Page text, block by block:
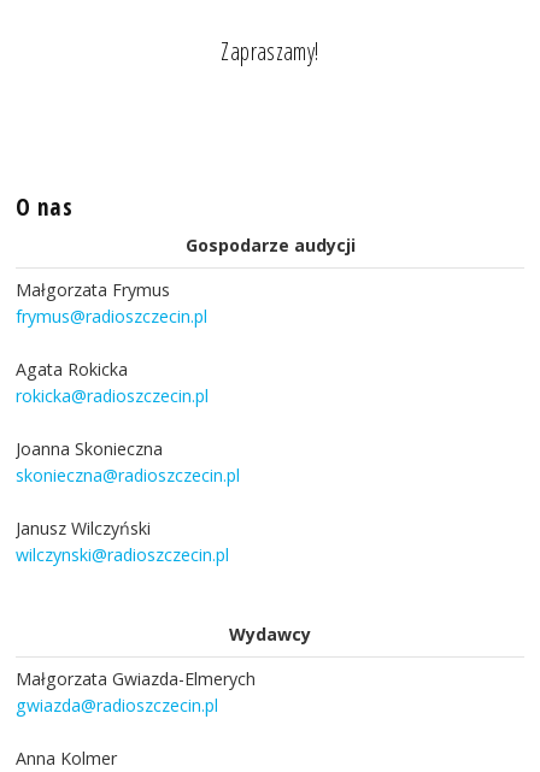
Zapraszamy!
O nas
Gospodarze audycji
Małgorzata Frymus
frymus@radioszczecin.pl
Agata Rokicka
rokicka@radioszczecin.pl
Joanna Skonieczna
skonieczna@radioszczecin.pl
Janusz Wilczyński
wilczynski@radioszczecin.pl
Wydawcy
Małgorzata Gwiazda-Elmerych
gwiazda@radioszczecin.pl
Anna Kolmer